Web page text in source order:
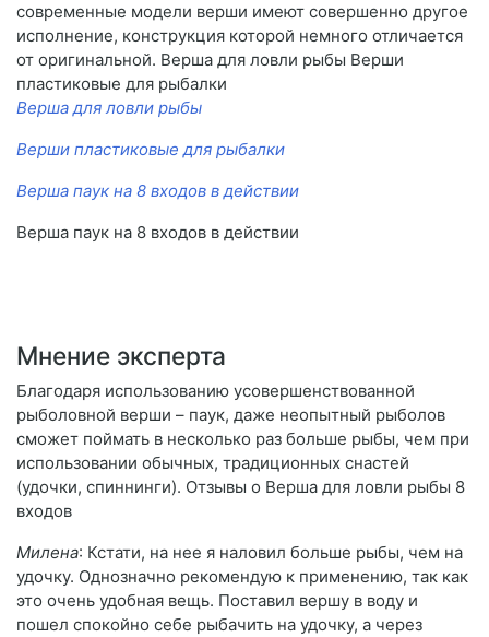
современные модели верши имеют совершенно другое
исполнение, конструкция которой немного отличается
от оригинальной. Верша для ловли рыбы Верши
пластиковые для рыбалки
Верша для ловли рыбы
Верши пластиковые для рыбалки
Верша паук на 8 входов в действии
Верша паук на 8 входов в действии
Мнение эксперта
Благодаря использованию усовершенствованной
рыболовной верши – паук, даже неопытный рыболов
сможет поймать в несколько раз больше рыбы, чем при
использовании обычных, традиционных снастей
(удочки, спиннинги). Отзывы о Верша для ловли рыбы 8
входов
Милена: Кстати, на нее я наловил больше рыбы, чем на
удочку. Однозначно рекомендую к применению, так как
это очень удобная вещь. Поставил вершу в воду и
пошел спокойно себе рыбачить на удочку, а через